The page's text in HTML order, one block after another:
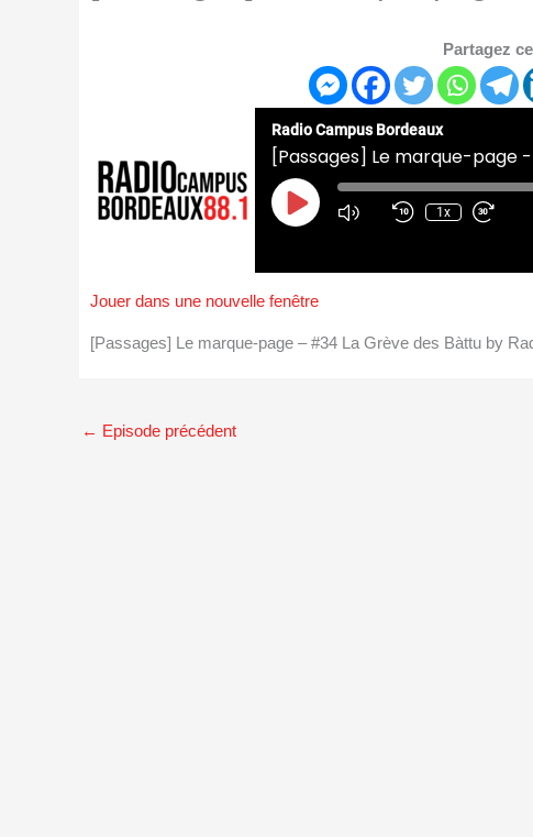
Partagez
Radio Campus Bordeaux
[Passages] Le marque-page
Play
Episode
1x
Jouer dans une nouvelle fenêtre
[Passages] Le marque-page – #34 La Grève des Bàttu by
← Episode précédent